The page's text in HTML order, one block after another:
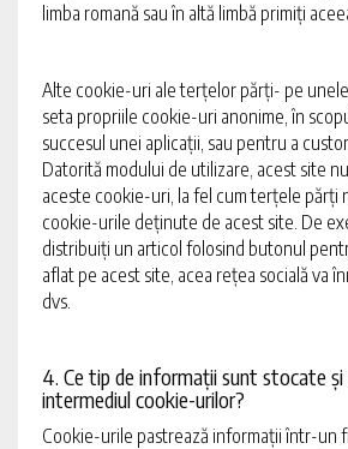
limba romană sau în altă limbă primiți
Alte cookie-uri ale terțelor părți- pe
seta propriile cookie-uri anonime, în
succesul unei aplicații, sau pentru a
Datorită modului de utilizare, acest site
aceste cookie-uri, la fel cum terțele părți
cookie-urile deținute de acest site. De
distribuiți un articol folosind butonul
aflat pe acest site, acea rețea socială va
dvs.
4. Ce tip de informații sunt stocate și
intermediul cookie-urilor?
Cookie-urile pastrează informații într-un